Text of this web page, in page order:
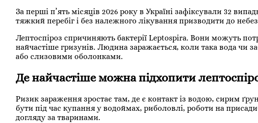
За перші п’ять місяців 2026 року в Україні зафіксували 32
тяжкий перебіг і без належного лікування призводити до
Лептоспіроз спричиняють бактерії Leptospira. Вони можуть
найчастіше гризунів. Людина заражається, коли така вода
або слизовими оболонками.
Де найчастіше можна підхопити
Ризик зараження зростає там, де є контакт із водою, сирим
бути під час купання у водоймах, риболовлі, роботи на
догляду за тваринами.